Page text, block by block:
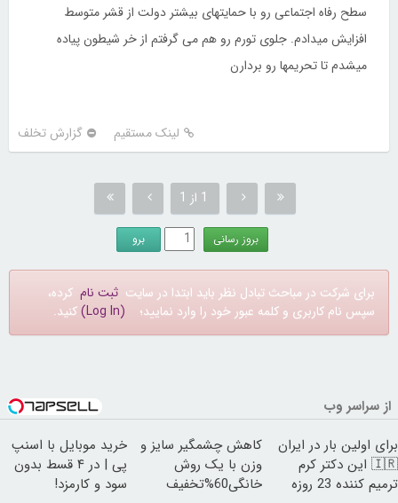
سطح رفاه اجتماعی رو با حمایتهای بیشتر دولت از قشر متوسط
افزایش میدادم. جلوی تورم رو هم می گرفتم از خر شیطون پیاده
میشدم تا تحریمها رو بردارن
لینک مستقیم گزارش تخلف
1 از 1
برای شرکت در مباحث تبادل نظر باید ابتدا در سایت ثبت نام کرده،
سپس نام کاربری و کلمه عبور خود را وارد نمایید؛ (Log In) کنید.
از سراسر وب
برای اولین بار در ایران
🇮🇷 این دکتر کرم
ترمیم کننده 23 روزه
کاهش چشمگیر سایز و
وزن با یک روش
خانگی60%تخفیف
خرید موبایل با اسنپ
پی | در ۴ قسط بدون
سود و کارمزد!